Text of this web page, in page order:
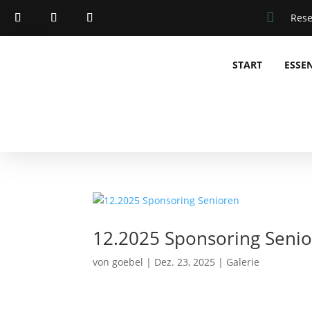

START
12.2025 Sponsoring
vongoebel | Dez. 23, 2025 | Galerie